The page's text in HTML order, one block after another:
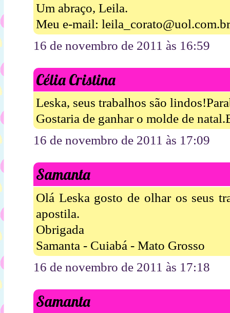
Um abraço, Leila.
Meu e-mail: leila_corato@uol.com.br
16 de novembro de 2011 às 16:59
Célia Cristina
Leska, seus trabalhos são
Gostaria de ganhar o molde de
16 de novembro de 2011 às 17:09
Samanta
Olá Leska gosto de olhar os seus
apostila.
Obrigada
Samanta - Cuiabá - Mato Grosso
16 de novembro de 2011 às 17:18
Samanta